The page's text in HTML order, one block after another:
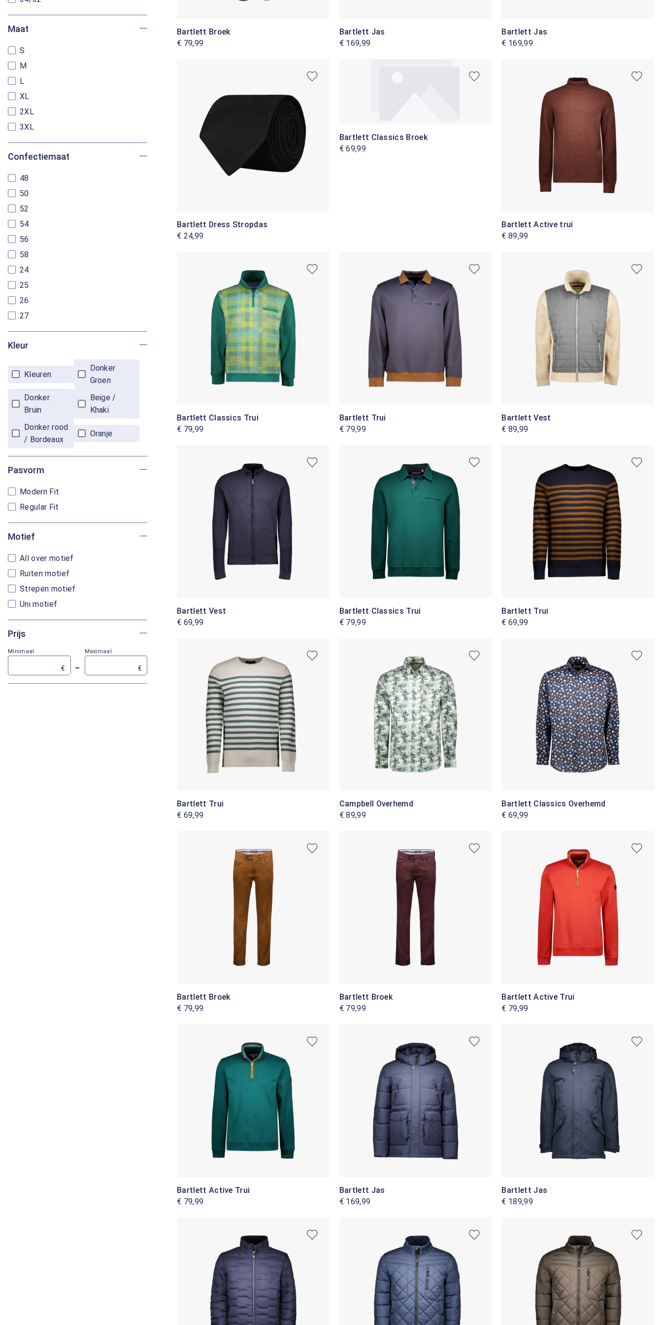
Maat
S
M
L
XL
2XL
3XL
Confectiemaat
48
50
52
54
56
58
24
25
26
27
Kleur
Kleuren
Donker
Groen
Donker
Bruin
Beige /
Khaki
Donker rood
/ Bordeaux
Oranje
Pasvorm
Modern Fit
Regular Fit
Motief
All over motief
Ruiten motief
Strepen motief
Uni motief
Prijs
Minimaal
€ –
Maximaal
€
Bartlett Broek
€ 79,99
Bartlett Jas
€ 169,99
Bartlett Jas
€ 169,99
Bartlett Dress Stropdas
€ 24,99
Bartlett Classics Broek
€ 69,99
Bartlett Active trui
€ 89,99
Bartlett Classics Trui
€ 79,99
Bartlett Trui
€ 79,99
Bartlett Vest
€ 89,99
Bartlett Vest
€ 69,99
Bartlett Classics Trui
€ 79,99
Bartlett Trui
€ 69,99
Bartlett Trui
€ 69,99
Campbell Overhemd
€ 89,99
Bartlett Classics Overhemd
€ 69,99
Bartlett Broek
€ 79,99
Bartlett Broek
€ 79,99
Bartlett Active Trui
€ 79,99
Bartlett Active Trui
€ 79,99
Bartlett Jas
€ 169,99
Bartlett Jas
€ 189,99